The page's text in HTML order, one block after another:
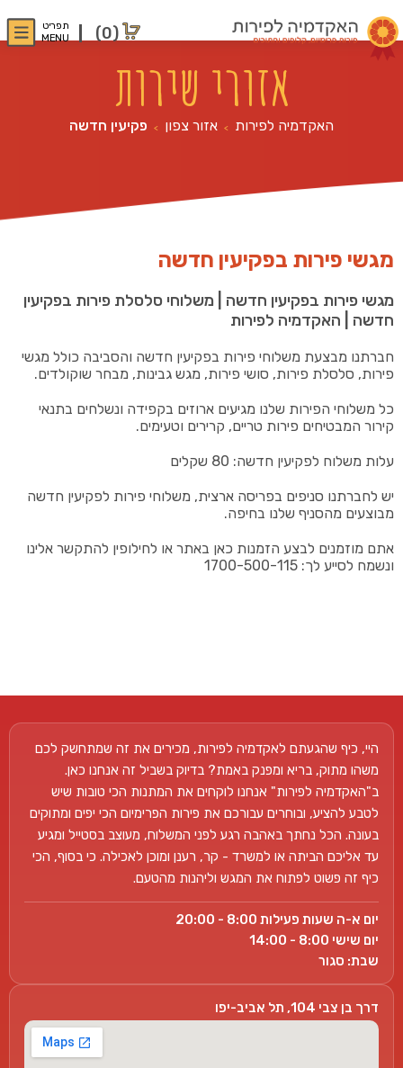
(0)
תפריט
MENU
אזורי שירות
האקדמיה לפירות > אזור צפון > פקיעין חדשה
מגשי פירות בפקיעין חדשה
מגשי פירות בפקיעין חדשה | משלוחי סלסלת פירות בפקיעין
חדשה | האקדמיה לפירות
חברתנו מבצעת משלוחי פירות בפקיעין חדשה והסביבה כולל מגשי
פירות, סלסלת פירות, סושי פירות, מגש גבינות, מבחר שוקולדים.
כל משלוחי הפירות שלנו מגיעים ארוזים בקפידה ונשלחים בתנאי
קירור המבטיחים פירות טריים, קרירים וטעימים.
עלות משלוח לפקיעין חדשה: 80 שקלים
יש לחברתנו סניפים בפריסה ארצית, משלוחי פירות לפקיעין חדשה
מבוצעים מהסניף שלנו בחיפה.
אתם מוזמנים לבצע הזמנות כאן באתר או לחילופין להתקשר אלינו
ונשמח לסייע לך: 1700-500-115
היי, כיף שהגעתם לאקדמיה לפירות, מכירים את זה שמתחשק לכם
משהו מתוק, בריא ומפנק באמת? בדיוק בשביל זה אנחנו כאן.
ב"האקדמיה לפירות" אנחנו לוקחים את המתנות הכי טובות שיש
לטבע להציע, ובוחרים עבורכם את פירות הפרימיום הכי יפים ומתוקים
בעונה. הכל נחתך באהבה רגע לפני המשלוח, מעוצב בסטייל ומגיע
עד אליכם הביתה או למשרד - קר, רענן ומוכן לאכילה. כי בסוף, הכי
כיף זה פשוט לפתוח את המגש וליהנות מהטעם.
יום א-ה שעות פעילות 8:00 - 20:00
יום שישי 8:00 - 14:00
שבת: סגור
דרך בן צבי 104, תל אביב-יפו